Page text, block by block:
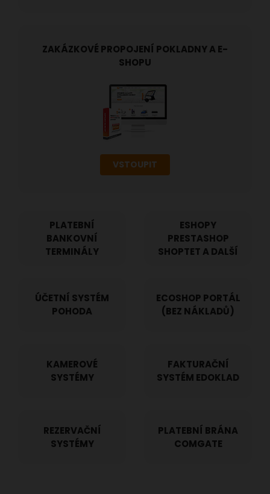
ZAKÁZKOVÉ PROPOJENÍ POKLADNY A E-
SHOPU
VSTOUPIT
PLATEBNÍ
BANKOVNÍ
TERMINÁLY
ESHOPY
PRESTASHOP
SHOPTET A DALŠÍ
ÚČETNÍ SYSTÉM
POHODA
ECOSHOP PORTÁL
(BEZ NÁKLADŮ)
KAMEROVÉ
SYSTÉMY
FAKTURAČNÍ
SYSTÉM EDOKLAD
REZERVAČNÍ
SYSTÉMY
PLATEBNÍ BRÁNA
COMGATE